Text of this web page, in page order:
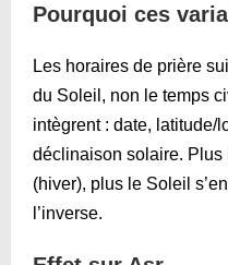
Pourquoi ces
Les horaires de prière
du Soleil, non le temps
intègrent : date, latitude/
déclinaison solaire.
(hiver), plus le Soleil
l’inverse.